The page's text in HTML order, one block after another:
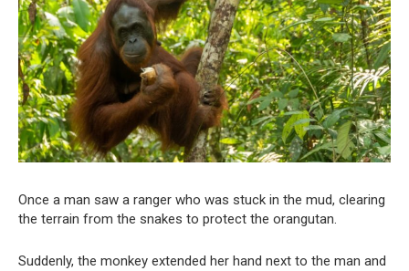
Once a man saw a ranger who was stuck in the mud, clearing
the terrain from the snakes to protect the orangutan.
Suddenly, the monkey extended her hand next to the man and